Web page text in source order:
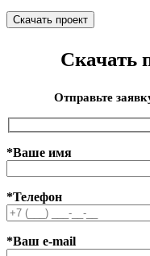
Скачать
Отправьте
*Ваше имя
*Телефон
*Ваш e-mail